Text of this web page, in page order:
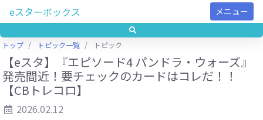
eスターボックス メニュー
トップ トピック一覧 トピック
【eスタ】『エピソード4 パンドラ・ウォーズ』
発売間近！要チェックのカードはコレだ！！
【CBトレコロ】
2026.02.12